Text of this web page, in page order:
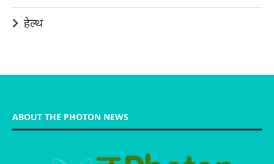
हेल्थ
ABOUT THE PHOTON NEWS